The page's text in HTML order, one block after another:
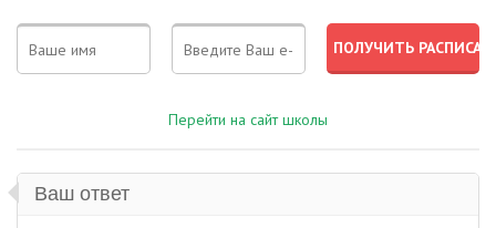
Перейти на сайт школы
Ваш ответ